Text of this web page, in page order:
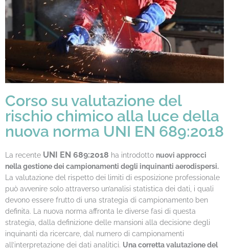
Corso su valutazione del
rischio chimico alla luce della
nuova norma UNI EN 689:2018
La recente UNI EN 689:2018 ha introdotto nuovi approcci
nella gestione dei campionamenti degli inquinanti aerodispersi.
La valutazione del rispetto dei limiti di esposizione professionale
può avvenire solo attraverso un’analisi statistica dei dati, i quali
devono essere frutto di una strategia di campionamento ben
definita. La nuova norma affronta le diverse fasi di questa
strategia, dalla definizione delle mansioni alla decisione degli
inquinanti da ricercare, dal numero di campionamenti
all’interpretazione dei dati analitici. Una corretta valutazione del